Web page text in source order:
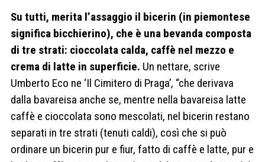
Su tutti, merita l’assaggio il bicerin (in piemontese
significa bicchierino), che è una bevanda composta
di tre strati: cioccolata calda, caffè nel mezzo e
crema di latte in superficie. Un nettare, scrive
Umberto Eco ne ‘Il Cimitero di Praga’, “che derivava
dalla bavareisa anche se, mentre nella bavareisa latte
caffè e cioccolata sono mescolati, nel bicerin restano
separati in tre strati (tenuti caldi), così che si può
ordinare un bicerin pur e fiur, fatto di caffè e latte, pur e